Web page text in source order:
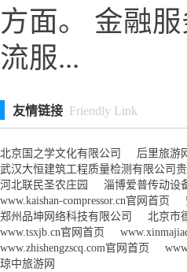
方面。 金融
流服...
友情链接 Friendly Link
北京国之学文化有限公司 后里旅游
武汉大恒建筑工程质量检测有限公司
河北联民圣农庄园
淄博爱普传动设
www.kaishan-compressor.cn官网首页
郑州品坤网络科技有限公司
北京市
www.tsxjb.cn官网首页
www.zhishengzscq.com官网首页
琼中旅游网